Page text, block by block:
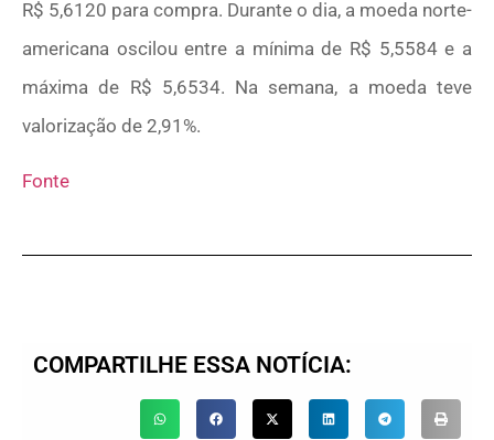
R$ 5,6120 para compra. Durante o dia, a moeda norte-
americana oscilou entre a mínima de R$ 5,5584 e a
máxima de R$ 5,6534. Na semana, a moeda teve
valorização de 2,91%.
Fonte
COMPARTILHE ESSA NOTÍCIA: